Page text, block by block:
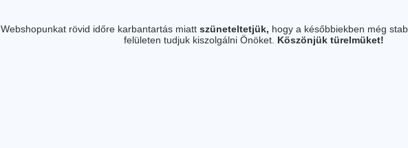
Webshopunkat rövid időre karbantartás miatt szüneteltetjük, hogy a későbbiekben még
felületen tudjuk kiszolgálni Önöket. Köszönjük türelmüket!